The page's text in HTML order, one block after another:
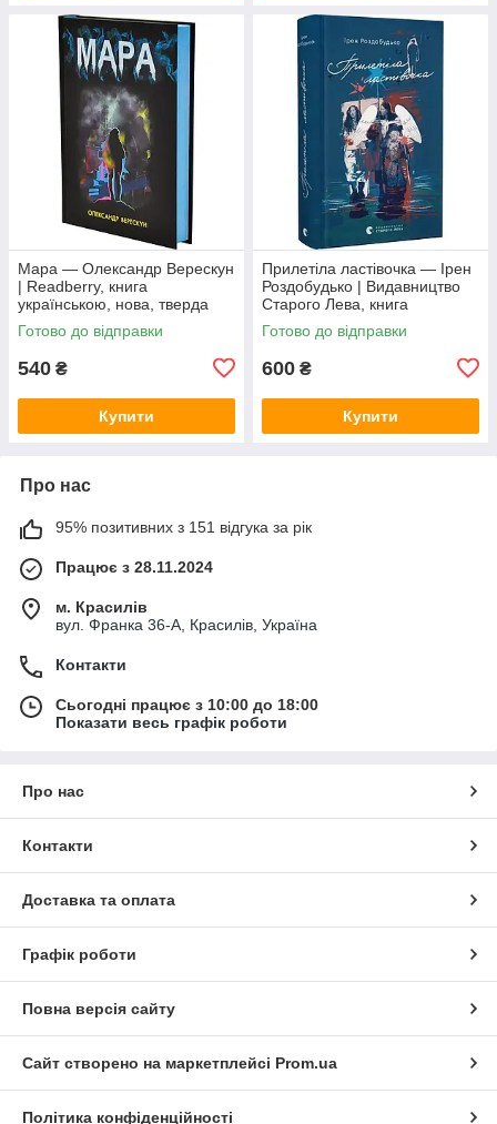
Мара — Олександр Верескун
| Readberry, книга
українською, нова, тверда
Готово до відправки
540 ₴
Купити
Прилетіла ластівочка — Ірен
Роздобудько | Видавництво
Старого Лева, книга
українською, нова, тверда
Готово до відправки
600 ₴
Купити
Про нас
95% позитивних з 151 відгука за рік
Працює з 28.11.2024
м. Красилів
вул. Франка 36-А, Красилів, Україна
Контакти
Сьогодні працює з 10:00 до 18:00
Показати весь графік роботи
Про нас
Контакти
Доставка та оплата
Графік роботи
Повна версія сайту
Сайт створено на маркетплейсі Prom.ua
Політика конфіденційності